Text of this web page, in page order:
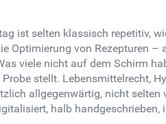
ist selten klassisch repetitiv,
Optimierung von Rezepturen
viele nicht auf dem Schirm
stellt. Lebensmittelrecht,
allgegenwärtig, nicht
halb